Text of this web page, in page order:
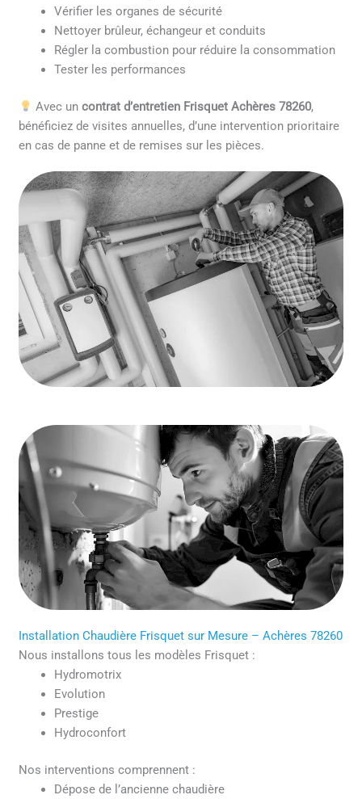
Vérifier les organes de sécurité
Nettoyer brûleur, échangeur et conduits
Régler la combustion pour réduire la consommation
Tester les performances
Avec un contrat d’entretien Frisquet Achères 78260,
bénéficiez de visites annuelles, d’une intervention prioritaire
en cas de panne et de remises sur les pièces.
Installation Chaudière Frisquet sur Mesure – Achères 78260
Nous installons tous les modèles Frisquet :
Hydromotrix
Evolution
Prestige
Hydroconfort
Nos interventions comprennent :
Dépose de l’ancienne chaudière